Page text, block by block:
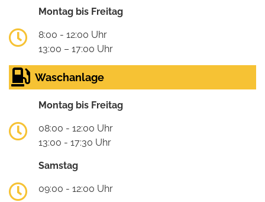
Montag bis Freitag
8:00 - 12:00 Uhr
13:00 – 17:00 Uhr
Waschanlage
Montag bis Freitag
08:00 - 12:00 Uhr
13:00 - 17:30 Uhr
Samstag
09:00 - 12:00 Uhr